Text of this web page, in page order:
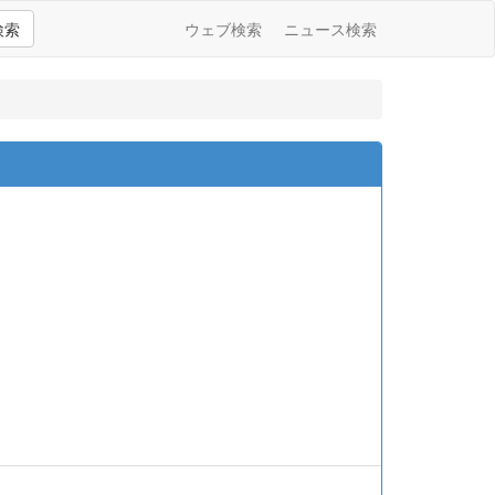
索 ウェブ検索 ニュース検索